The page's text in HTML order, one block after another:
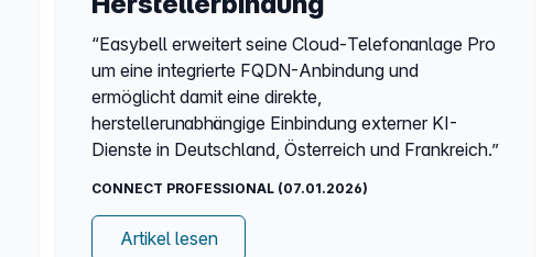
“Easybell erweitert seine Cloud-Telefonanlage Pro
um eine integrierte FQDN-Anbindung und
ermöglicht damit eine direkte,
herstellerunabhängige Einbindung externer KI-
Dienste in Deutschland, Österreich und Frankreich.”
CONNECT PROFESSIONAL (07.01.2026)
Artikel lesen